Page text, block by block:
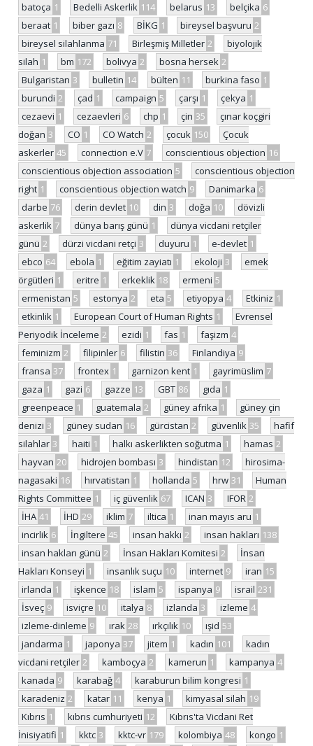
batoça 1 Bedelli Askerlik 114 belarus 13 belçika 6
beraat 1 biber gazı 8 BİKG 1 bireysel başvuru 2
bireysel silahlanma 71 Birleşmiş Milletler 2
biyolojik
silah 1 bm 172 bolivya 2 bosna hersek 2
Bulgaristan 3 bulletin 14 bülten 11 burkina faso 1
burundi 2 çad 1 campaign 5 çarşı 1 çekya 1
cezaevi 1 cezaevleri 6 chp 1 çin 35
çınar koçgiri
doğan 3 CO 1 CO Watch 2 çocuk 150
Çocuk
askerler 45 connection e.V 7 conscientious objection 16
conscientious objection association 5
conscientious objection
right 1 conscientious objection watch 9 Danimarka 6
darbe 76 derin devlet 10 din 3 doğa 10
dövizli
askerlik 7 dünya barış günü 1
dünya vicdani retçiler
günü 2 dürzi vicdani retçi 3 duyuru 1 e-devlet 1
ebco 64 ebola 1 eğitim zayiatı 1 ekoloji 3
emek
örgütleri 1 eritre 1 erkeklik 18 ermeni 5
ermenistan 5 estonya 2 eta 5 etiyopya 4 Etkiniz 1
etkinlik 1 European Court of Human Rights 1
Evrensel
Periyodik İnceleme 2 ezidi 1 fas 1 faşizm 4
feminizm 2 filipinler 6 filistin 36 Finlandiya 9
fransa 37 frontex 1 garnizon kent 1 gayrimüslim 7
gaza 1 gazi 6 gazze 13 GBT 86 gıda 1
greenpeace 1 guatemala 2 güney afrika 1
güney çin
denizi 3 güney sudan 16 gürcistan 2 güvenlik 35
hafif
silahlar 3 haiti 1 halkı askerlikten soğutma 1 hamas 2
hayvan 20 hidrojen bombası 3 hindistan 12
hirosima-
nagasaki 16 hırvatistan 1 hollanda 5 hrw 31
Human
Rights Committee 1 iç güvenlik 67 ICAN 3 IFOR 2
İHA 41 İHD 29 iklim 7 iltica 1 inan mayıs aru 1
incirlik 6 İngiltere 45 insan hakkı 2 insan hakları 138
insan hakları günü 2 İnsan Hakları Komitesi 2
İnsan
Hakları Konseyi 1 insanlık suçu 10 internet 9 iran 15
irlanda 1 işkence 18 islam 5 ispanya 9 israil 231
İsveç 9 isviçre 10 italya 8 izlanda 3 izleme 4
izleme-dinleme 9 ırak 28 ırkçılık 10 ışid 53
jandarma 1 japonya 37 jitem 1 kadın 101
kadın
vicdani retçiler 2 kamboçya 2 kamerun 1 kampanya 4
kanada 9 karabağ 4 karaburun bilim kongresi 1
karadeniz 2 katar 11 kenya 1 kimyasal silah 19
Kıbrıs 1 kıbrıs cumhuriyeti 12
Kıbrıs'ta Vicdani Ret
İnisiyatifi 1 kktc 3 kktc-vr 179 kolombiya 48 kongo 1